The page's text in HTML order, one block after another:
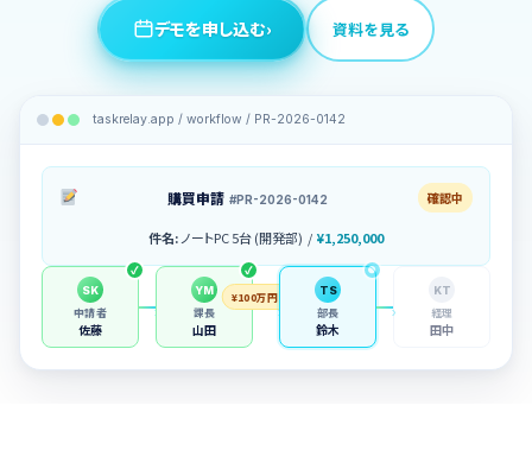
デモを申し込む› 資料を見る
taskrelay.app / workflow / PR-2026-0142
購買申請 #PR-2026-0142 確認中
件名: ノートPC 5台 (開発部) / ¥1,250,000
SK
申請者
佐藤
YM
課長
山田
¥100万円以上 TS
部長
鈴木
KT
経理
田中